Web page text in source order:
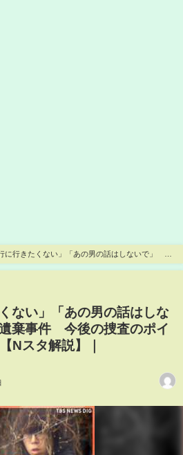
に行きたくない」「あの男の話はしないで」 京
ントは“秘密の暴露”【Nスタ解説】｜
ない」「あの男の話はしな
棄事件 今後の捜査のポイ
Nスタ解説】｜